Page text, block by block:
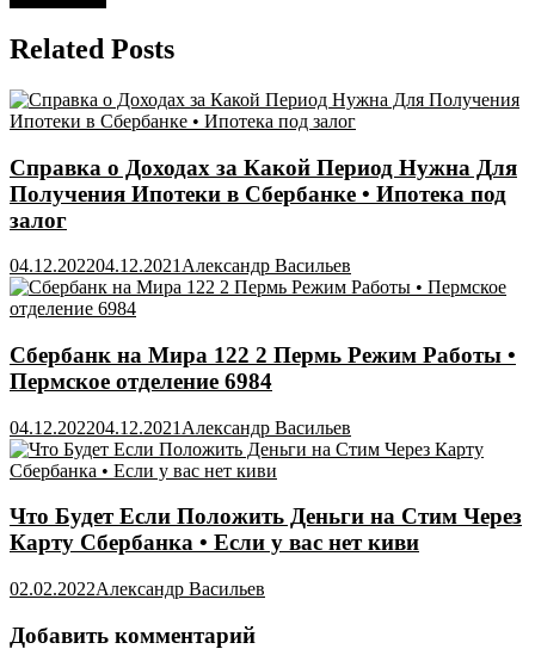
Related Posts
Справка о Доходах за Какой Период Нужна Для
Получения Ипотеки в Сбербанке • Ипотека под
залог
04.12.202204.12.2021 Александр Васильев
Сбербанк на Мира 122 2 Пермь Режим Работы •
Пермское отделение 6984
04.12.202204.12.2021 Александр Васильев
Что Будет Если Положить Деньги на Стим Через
Карту Сбербанка • Если у вас нет киви
02.02.2022Александр Васильев
Добавить комментарий